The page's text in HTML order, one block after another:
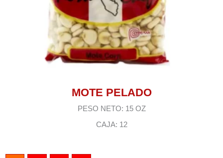
MOTE PELADO
PESO NETO: 15 OZ
CAJA: 12